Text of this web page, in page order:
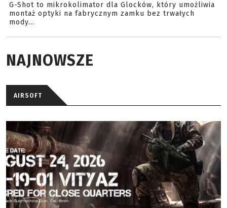
G-Shot to mikrokolimator dla Glocków, który umożliwia
montaż optyki na fabrycznym zamku bez trwałych
mody...
NAJNOWSZE
AIRSOFT